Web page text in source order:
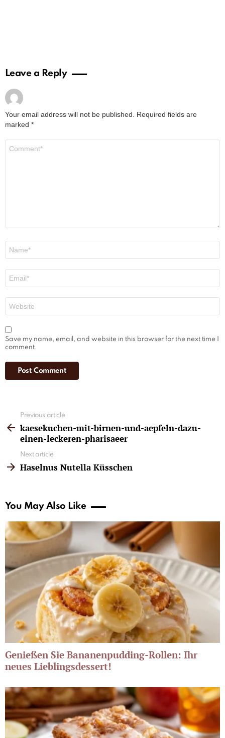
Leave a Reply
Your email address will not be published.
Required fields are
marked *
Save my name, email, and website in this browser for the next time I
comment.
more
Previous article
kaesekuchen-mit-birnen-und-aepfeln-dazu-
einen-leckeren-pharisaeer
Next article
Haselnus Nutella Küsschen
You May Also Like
Genießen Sie Bananenpudding-Rollen: Ihr
neues Lieblingsdessert!